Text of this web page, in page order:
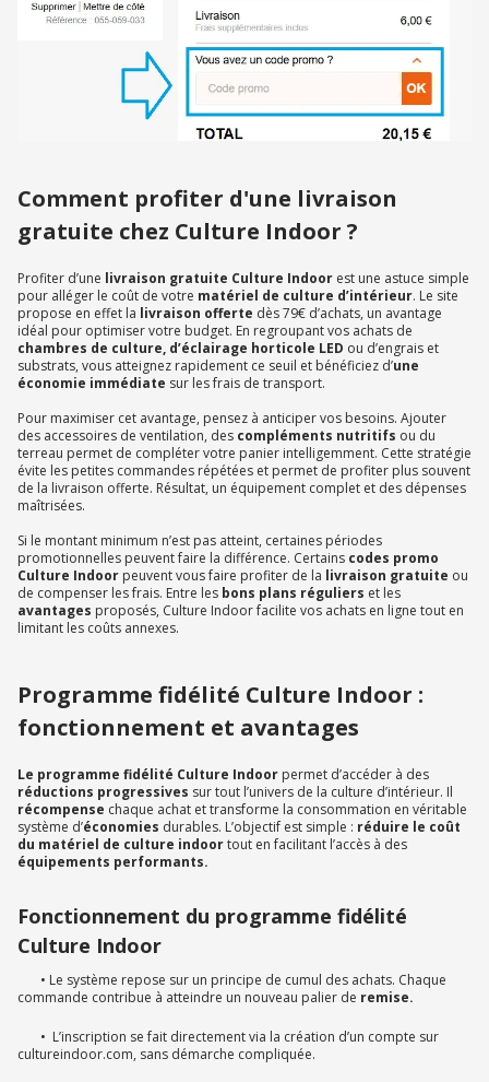
Comment profiter d'une livraison
gratuite chez Culture Indoor ?
Profiter d’une livraison gratuite Culture Indoor est une astuce simple
pour alléger le coût de votre matériel de culture d’intérieur. Le site
propose en effet la livraison offerte dès 79€ d’achats, un avantage
idéal pour optimiser votre budget. En regroupant vos achats de
chambres de culture, d’éclairage horticole LED ou d’engrais et
substrats, vous atteignez rapidement ce seuil et bénéficiez d’une
économie immédiate sur les frais de transport.
Pour maximiser cet avantage, pensez à anticiper vos besoins. Ajouter
des accessoires de ventilation, des compléments nutritifs ou du
terreau permet de compléter votre panier intelligemment. Cette stratégie
évite les petites commandes répétées et permet de profiter plus souvent
de la livraison offerte. Résultat, un équipement complet et des dépenses
maîtrisées.
Si le montant minimum n’est pas atteint, certaines périodes
promotionnelles peuvent faire la différence. Certains codes promo
Culture Indoor peuvent vous faire profiter de la livraison gratuite ou
de compenser les frais. Entre les bons plans réguliers et les
avantages proposés, Culture Indoor facilite vos achats en ligne tout en
limitant les coûts annexes.
Programme fidélité Culture Indoor :
fonctionnement et avantages
Le programme fidélité Culture Indoor permet d’accéder à des
réductions progressives sur tout l’univers de la culture d’intérieur. Il
récompense chaque achat et transforme la consommation en véritable
système d’économies durables. L’objectif est simple : réduire le coût
du matériel de culture indoortout en facilitant l’accès à des
équipements performants.
Fonctionnement du programme fidélité
Culture Indoor
• Le système repose sur un principe de cumul des achats. Chaque
commande contribue à atteindre un nouveau palier de remise.
• L’inscription se fait directement via la création d’un compte sur
cultureindoor.com, sans démarche compliquée.